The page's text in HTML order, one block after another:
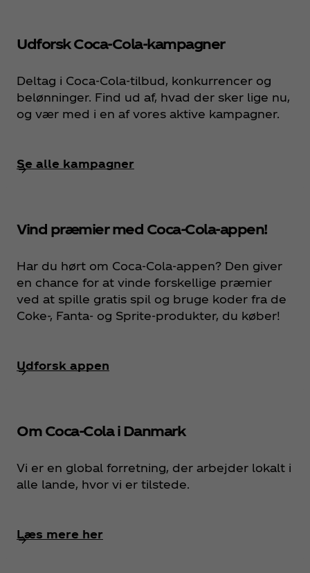
Udforsk Coca‑Cola‑kampagner
Deltag i Coca‑Cola‑tilbud, konkurrencer og
belønninger. Find ud af, hvad der sker lige nu,
og vær med i en af vores aktive kampagner.
Se alle kampagner
Vind præmier med Coca‑Cola-appen!
Har du hørt om Coca‑Cola-appen? Den giver
en chance for at vinde forskellige præmier
ved at spille gratis spil og bruge koder fra de
Coke-, Fanta- og Sprite-produkter, du køber!
Udforsk appen
Om Coca‑Cola i Danmark
Vi er en global forretning, der arbejder lokalt i
alle lande, hvor vi er tilstede.
Læs mere her